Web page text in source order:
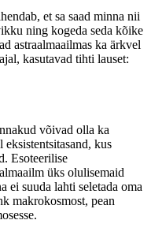
et sa saad minna nii
ning kogeda seda kõike
astraalmaailmas ka ärkvel
kasutavad tihti lauset:
võivad olla ka
kus
Esoteerilise
üks olulisemaid
ei suuda lahti seletada oma
makrokosmost, pean